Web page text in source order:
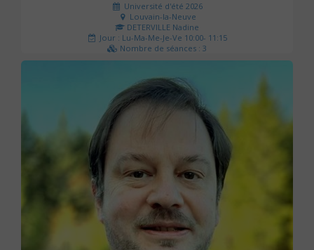
Université d'été 2026
Louvain-la-Neuve
DETERVILLE Nadine
Jour : Lu-Ma-Me-Je-Ve 10:00- 11:15
Nombre de séances : 3
30 €